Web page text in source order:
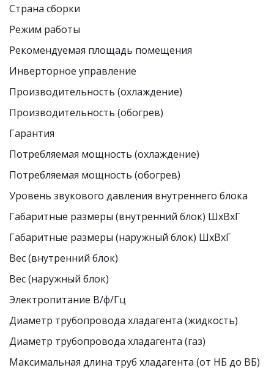
Страна сборки
Режим работы
Рекомендуемая площадь помещения
Инверторное управление
Производительность (охлаждение)
Производительность (обогрев)
Гарантия
Потребляемая мощность (охлаждение)
Потребляемая мощность (обогрев)
Уровень звукового давления внутреннего блока
Габаритные размеры (внутренний блок) ШхВхГ
Габаритные размеры (наружный блок) ШхВхГ
Вес (внутренний блок)
Вес (наружный блок)
Электропитание В/ф/Гц
Диаметр трубопровода хладагента (жидкость)
Диаметр трубопровода хладагента (газ)
Максимальная длина труб хладагента (от НБ до ВБ)